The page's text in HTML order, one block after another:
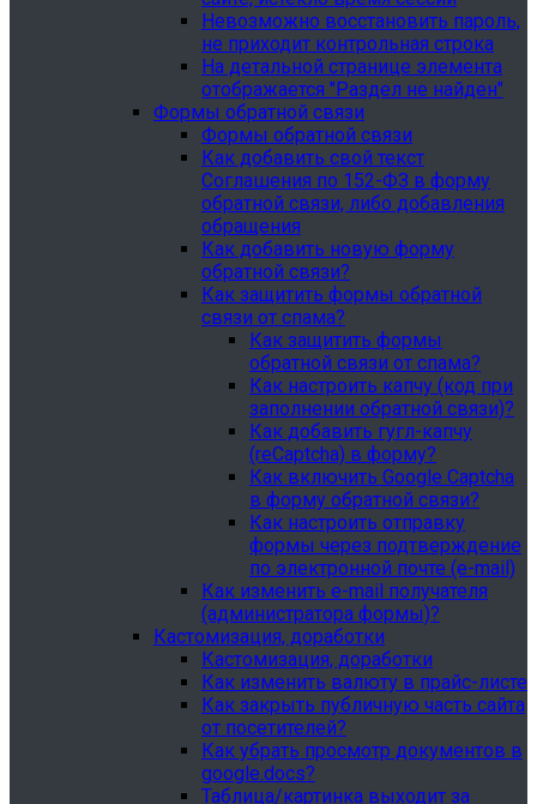
Невозможно восстановить пароль,
не приходит контрольная строка
На детальной странице элемента
отображается "Раздел не найден"
Формы обратной связи
Формы обратной связи
Как добавить свой текст
Соглашения по 152-ФЗ в форму
обратной связи, либо добавления
обращения
Как добавить новую форму
обратной связи?
Как защитить формы обратной
связи от спама?
Как защитить формы
обратной связи от спама?
Как настроить капчу (код при
заполнении обратной связи)?
Как добавить гугл-капчу
(reCaptcha) в форму?
Как включить Google Captcha
в форму обратной связи?
Как настроить отправку
формы через подтверждение
по электронной почте (e-mail)
Как изменить e-mail получателя
(администратора формы)?
Кастомизация, доработки
Кастомизация, доработки
Как изменить валюту в прайс-листе
Как закрыть публичную часть сайта
от посетителей?
Как убрать просмотр документов в
google.docs?
Таблица/картинка выходит за